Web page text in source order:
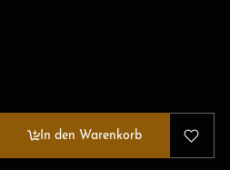
In den Warenkorb